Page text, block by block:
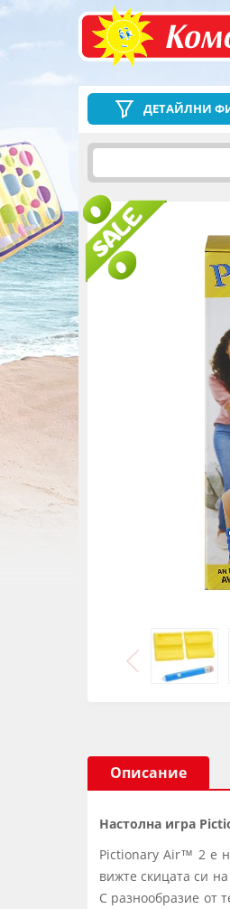
ДЕТАЙЛНИ
Описание
Настолна игра
Pictionary Air™ 2 е
вижте скицата си
С разнообразие от